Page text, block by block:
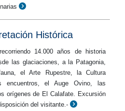
Histórica
14.000 años de historia
las glaciaciones, a la Patagonia,
el Arte Rupestre, la Cultura
encuentros, el Auge Ovino, las
orígenes de El Calafate. Excursión
del visitante.-